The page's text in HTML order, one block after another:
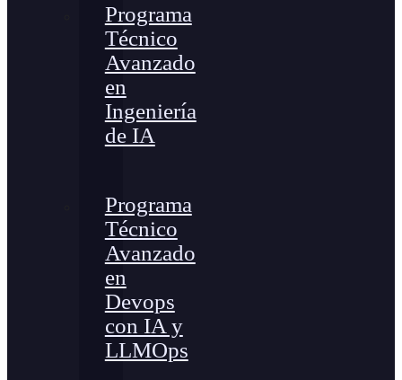
Programa
Técnico
Avanzado
en
Ingeniería
de IA
Programa
Técnico
Avanzado
en
Devops
con IA y
LLMOps